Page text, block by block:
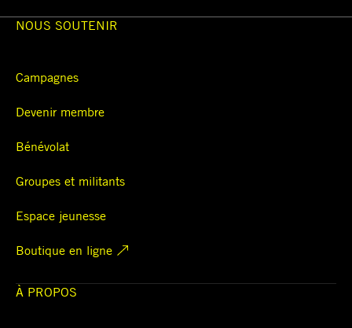
NOUS SOUTENIR
Campagnes
Devenir membre
Bénévolat
Groupes et militants
Espace jeunesse
Boutique en ligne
À PROPOS